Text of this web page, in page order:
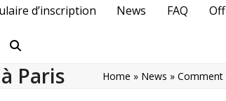
d’inscription News FAQ
Paris Home » News »